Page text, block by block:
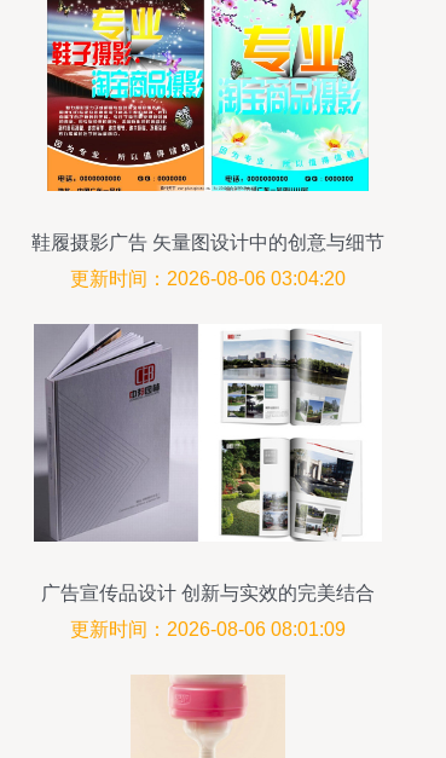
鞋履摄影广告 矢量图设计中的创意与细节
更新时间：2026-08-06 03:04:20
广告宣传品设计 创新与实效的完美结合
更新时间：2026-08-06 08:01:09